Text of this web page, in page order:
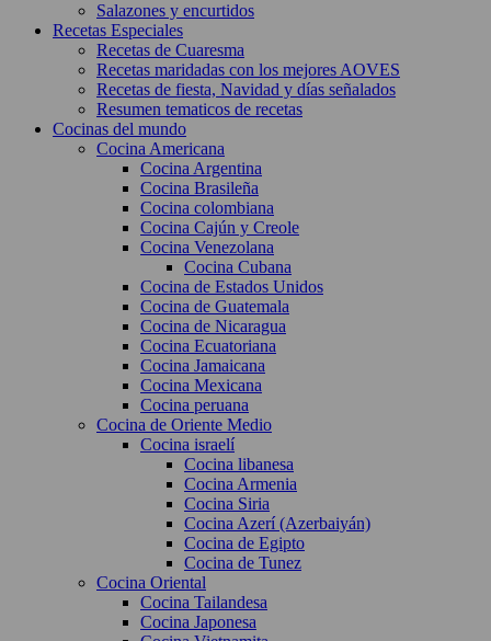
Salazones y encurtidos
Recetas Especiales
Recetas de Cuaresma
Recetas maridadas con los mejores AOVES
Recetas de fiesta, Navidad y días señalados
Resumen tematicos de recetas
Cocinas del mundo
Cocina Americana
Cocina Argentina
Cocina Brasileña
Cocina colombiana
Cocina Cajún y Creole
Cocina Venezolana
Cocina Cubana
Cocina de Estados Unidos
Cocina de Guatemala
Cocina de Nicaragua
Cocina Ecuatoriana
Cocina Jamaicana
Cocina Mexicana
Cocina peruana
Cocina de Oriente Medio
Cocina israelí
Cocina libanesa
Cocina Armenia
Cocina Siria
Cocina Azerí (Azerbaiyán)
Cocina de Egipto
Cocina de Tunez
Cocina Oriental
Cocina Tailandesa
Cocina Japonesa